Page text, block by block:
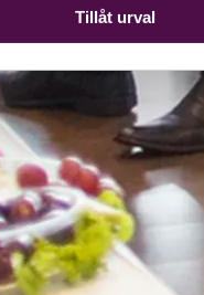
Tillåt urval